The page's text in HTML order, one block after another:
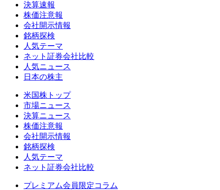
決算速報
株価注意報
会社開示情報
銘柄探検
人気テーマ
ネット証券会社比較
人気ニュース
日本の株主
米国株トップ
市場ニュース
決算ニュース
株価注意報
会社開示情報
銘柄探検
人気テーマ
ネット証券会社比較
プレミアム会員限定コラム